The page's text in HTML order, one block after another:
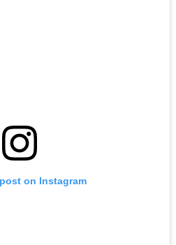
on Instagram